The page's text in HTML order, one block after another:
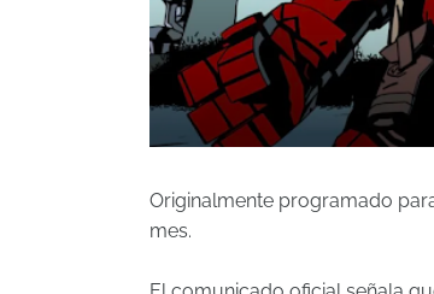
Originalmente programado
mes.